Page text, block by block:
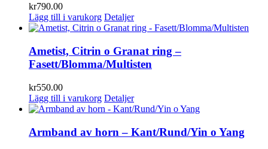
kr790.00
Lägg till i varukorg Detaljer
Ametist, Citrin o Granat ring –
Fasett/Blomma/Multisten
kr550.00
Lägg till i varukorg Detaljer
Armband av horn – Kant/Rund/Yin o Yang